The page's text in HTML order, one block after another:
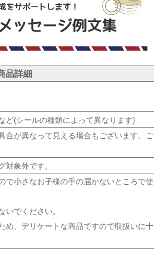
品詳細
ど(シールの種類によって異なります)
合が異なって見える場合もございます。ご
対象外です。
で小さなお子様の手の届かないところで使
いでください。
め、デリケートな商品ですので取扱いに十